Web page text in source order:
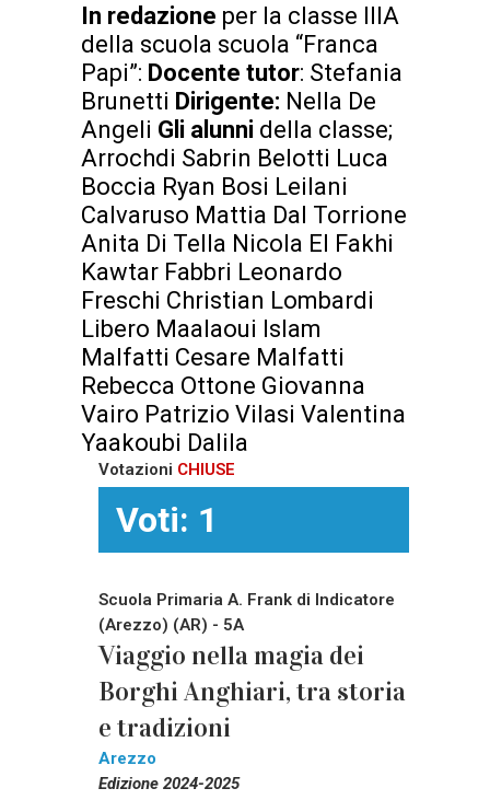
In redazione per la classe IIIA
della scuola scuola “Franca
Papi”: Docente tutor: Stefania
Brunetti Dirigente: Nella De
Angeli Gli alunni della classe;
Arrochdi Sabrin Belotti Luca
Boccia Ryan Bosi Leilani
Calvaruso Mattia Dal Torrione
Anita Di Tella Nicola El Fakhi
Kawtar Fabbri Leonardo
Freschi Christian Lombardi
Libero Maalaoui Islam
Malfatti Cesare Malfatti
Rebecca Ottone Giovanna
Vairo Patrizio Vilasi Valentina
Yaakoubi Dalila
Votazioni CHIUSE
Voti: 1
Scuola Primaria A. Frank di Indicatore
(Arezzo) (AR) - 5A
Viaggio nella magia dei
Borghi Anghiari, tra storia
e tradizioni
Arezzo
Edizione 2024-2025